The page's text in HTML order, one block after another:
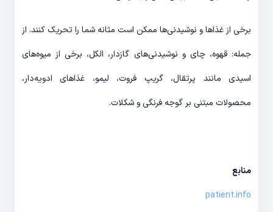
برخی از غذاها و نوشیدنی‌ها ممکن است مثانه شما را تحریک کنند. از
جمله: قهوه، چای و نوشیدنی‌های گازدار، الکل، برخی از میوه‌های
اسیدی مانند پرتقال، گریپ فروت، لیمو، غذاهای ادویه‌دار‌،
محصولات مبتنی بر گوجه فرنگی و شکلات.
منابع
patient.info